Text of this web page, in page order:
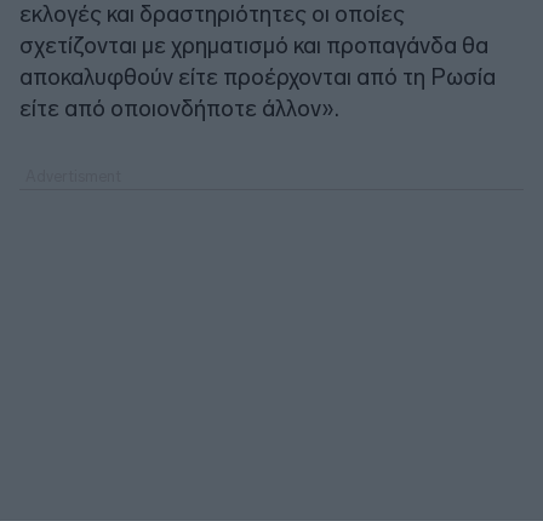
εκλογές και δραστηριότητες οι οποίες
σχετίζονται με χρηματισμό και προπαγάνδα θα
αποκαλυφθούν είτε προέρχονται από τη Ρωσία
είτε από οποιονδήποτε άλλον».